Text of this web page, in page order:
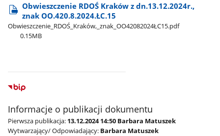
Obwieszczenie RDOŚ Kraków z dn.13.12.2024r.,
znak OO.420.8.2024.ŁC.15
Obwieszczenie​_RDOŚ​_Kraków,​_znak​_OO42082024ŁC15.pdf
0.15MB
Informacje o publikacji dokumentu
Pierwsza publikacja: 13.12.2024 14:50 Barbara Matuszek
Wytwarzający/ Odpowiadający: Barbara Matuszek